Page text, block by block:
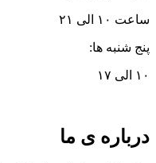
ساعت ۱۰ الی ۲۱
پنج شنبه ها:
۱۰ الی ۱۷
درباره ی ما